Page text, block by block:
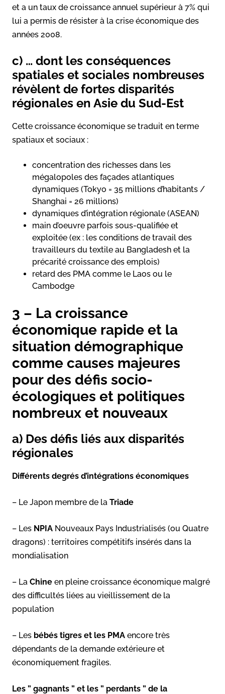
et a un taux de croissance annuel supérieur à 7% qui
lui a permis de résister à la crise économique des
années 2008.
c) … dont les conséquences
spatiales et sociales nombreuses
révèlent de fortes disparités
régionales en Asie du Sud-Est
Cette croissance économique se traduit en terme
spatiaux et sociaux :
concentration des richesses dans les
mégalopoles des façades atlantiques
dynamiques (Tokyo = 35 millions d’habitants /
Shanghai = 26 millions)
dynamiques d’intégration régionale (ASEAN)
main d’oeuvre parfois sous-qualifiée et
exploitée (ex : les conditions de travail des
travailleurs du textile au Bangladesh et la
précarité croissance des emplois)
retard des PMA comme le Laos ou le
Cambodge
3 – La croissance
économique rapide et la
situation démographique
comme causes majeures
pour des défis socio-
écologiques et politiques
nombreux et nouveaux
a) Des défis liés aux disparités
régionales
Différents degrés d’intégrations économiques
– Le Japon membre de la Triade
– Les NPIA Nouveaux Pays Industrialisés (ou Quatre
dragons) : territoires compétitifs insérés dans la
mondialisation
– La Chine en pleine croissance économique malgré
des difficultés liées au vieillissement de la
population
– Les bébés tigres et les PMA encore très
dépendants de la demande extérieure et
économiquement fragiles.
Les ” gagnants ” et les ” perdants ” de la